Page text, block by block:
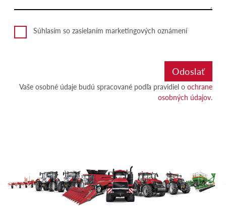
Súhlasím so zasielaním marketingových oznámení
Vaše osobné údaje budú spracované podľa pravidiel o ochrane
osobných údajov.